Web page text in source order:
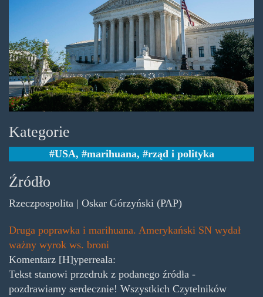
Kategorie
USA, marihuana, rząd i polityka
Źródło
Rzeczpospolita | Oskar Górzyński (PAP)
Druga poprawka i marihuana. Amerykański SN wydał
ważny wyrok ws. broni
Komentarz [H]yperreala:
Tekst stanowi przedruk z podanego źródła -
pozdrawiamy serdecznie! Wszystkich Czytelników